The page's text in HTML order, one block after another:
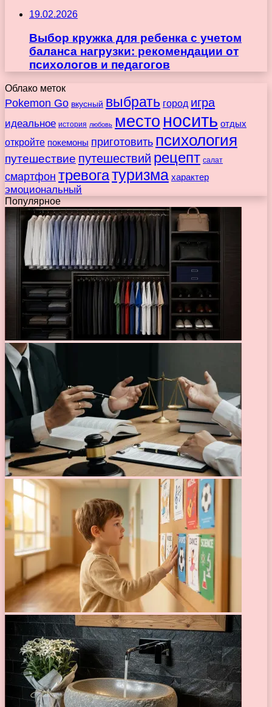
19.02.2026
Выбор кружка для ребенка с учетом
баланса нагрузки: рекомендации от
психологов и педагогов
Облако меток
Pokemon Go вкусный выбрать город игра
идеальное история любовь место носить отдых
откройте покемоны приготовить психология
путешествие путешествий рецепт салат
смартфон тревогатуризма характер
эмоциональный
Популярное